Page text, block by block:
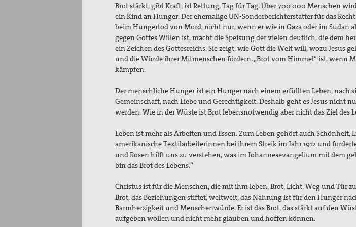
Brot stärkt, gibt Kraft, ist Rettung, Tag für Tag. Über 700 000 Menschen
ein Kind an Hunger. Der ehemalige UN-Sonderberichterstatter für das
beim Hungertod von Mord, nicht nur, wenn er wie in Gaza oder im Sudan
gegen Gottes Willen ist, macht die Speisung der vielen deutlich, die dem
ein Zeichen des Gottesreichs. Sie zeigt, wie Gott die Welt will, wozu Jesus
und die Würde ihrer Mitmenschen fördern. „Brot vom Himmel“ ist, wenn
kämpfen.
Der menschliche Hunger ist ein Hunger nach einem erfüllten Leben, nach
Gemeinschaft, nach Liebe und Gerechtigkeit. Deshalb geht es Jesus nicht
werden. Wie in der Wüste ist Brot lebensnotwendig aber nicht das Ziel des
Leben ist mehr als Arbeiten und Essen. Zum Leben gehört auch Schönheit,
amerikanische Textilarbeiterinnen bei ihrem Streik im Jahr 1912 und
und Rosen hilft uns zu verstehen, was im Johannesevangelium mit dem
bin das Brot des Lebens.“
Christus ist für die Menschen, die mit ihm leben, Brot, Licht, Weg und Tür
Brot, das Beziehungen stiftet, weltweit, das Nahrung ist für den Hunger
Barmherzigkeit und Menschenwürde. Er ist das Brot, das stärkt auf den
aufgeben wollen und nicht mehr glauben und hoffen können.